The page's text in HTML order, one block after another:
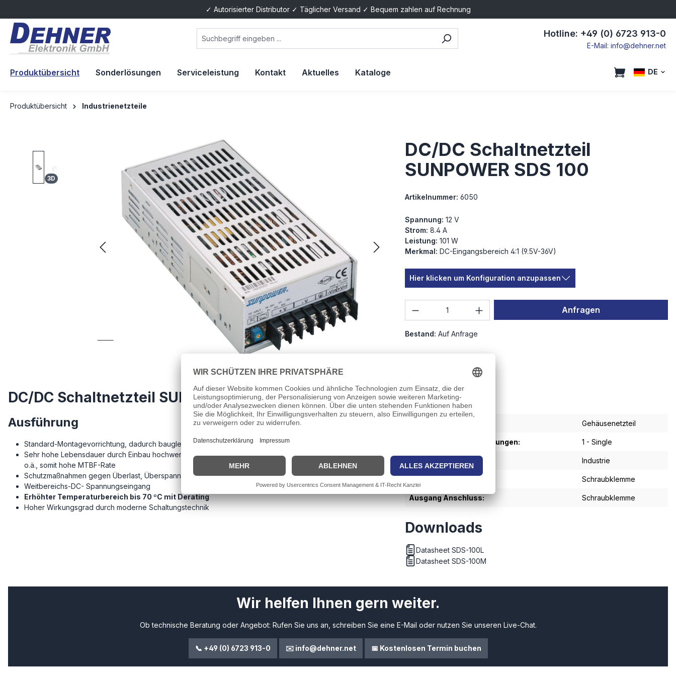
✓ Autorisierter Distributor ✓ Täglicher Versand ✓ Bequem zahlen auf Rechnung
Hotline: +49 (0) 6723 913-0
E-Mail: info@dehner.net
Produktübersicht Sonderlösungen Serviceleistung Kontakt Aktuelles Kataloge DE
Produktübersicht Industrienetzteile
Loading...
3D
DC/DC Schaltnetzteil
SUNPOWER SDS 100
Artikelnummer: 6050
Spannung: 12 V
Strom: 8.4 A
Leistung: 101 W
Merkmal: DC-Eingangsbereich 4:1 (9.5V-36V)
Hier klicken um Konfiguration anzupassen
Produkt Anzahl: Gib den gewünschten Wert
Anfragen
Bestand: Auf Anfrage
DC/DC Schaltnetzteil SUNPOWER SDS 100
Ausführung
Standard-Montagevorrichtung, dadurch baugleich mit Produkten anderer Netzteilhersteller
Sehr hohe Lebensdauer durch Einbau hochwertiger Bauteile wie z.B. Nippon Chemi-Con Kondensatoren
o.ä., somit hohe MTBF-Rate
Schutzmaßnahmen gegen Überlast, Überspannung und Kurzschluss mit automatischem Wiederanlauf
Weitbereichs-DC- Spannungseingang
Erhöhter Temperaturbereich bis 70 ºC mit Derating
Hoher Wirkungsgrad durch moderne Schaltungstechnik
Gehäusenetzteil
Anzahl Ausgangsspannungen: 1 - Single
Industrie
Schraubklemme
Ausgang Anschluss: Schraubklemme
Downloads
Datasheet SDS-100L
Datasheet SDS-100M
Wir helfen Ihnen gern weiter.
Ob technische Beratung oder Angebot: Rufen Sie uns an, schreiben Sie eine E-Mail oder nutzen Sie unseren Live-Chat.
📞 +49 (0) 6723 913-0 ✉️ info@dehner.net 📅 Kostenlosen Termin buchen